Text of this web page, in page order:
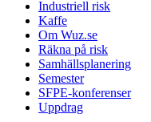
Industriell risk
Kaffe
Om Wuz.se
Räkna på risk
Samhällsplanering
Semester
SFPE-konferenser
Uppdrag